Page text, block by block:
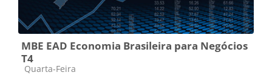
MBE EAD Economia Brasileira para Negócios
T4
Categoria do curso
Quarta-Feira